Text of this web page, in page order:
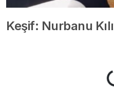
Keşif: Nurbanu